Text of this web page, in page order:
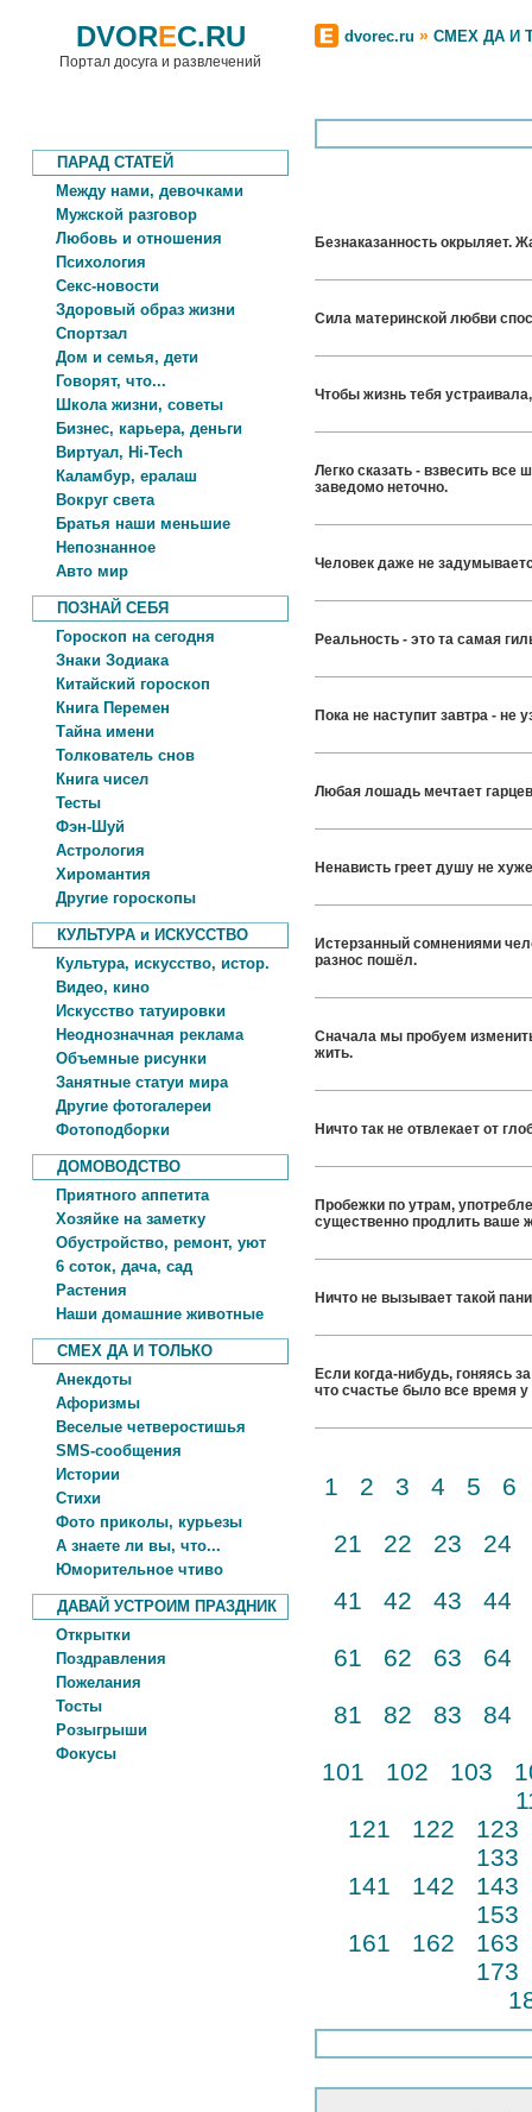
DVOREC.RU
Портал досуга и развлечений
dvorec.ru » СМЕХ ДА И
ПАРАД СТАТЕЙ
Между нами, девочками
Мужской разговор
Любовь и отношения
Психология
Секс-новости
Здоровый образ жизни
Спортзал
Дом и семья, дети
Говорят, что...
Школа жизни, советы
Бизнес, карьера, деньги
Виртуал, Hi-Tech
Каламбур, ералаш
Вокруг света
Братья наши меньшие
Непознанное
Авто мир
ПОЗНАЙ СЕБЯ
Гороскоп на сегодня
Знаки Зодиака
Китайский гороскоп
Книга Перемен
Тайна имени
Толкователь снов
Книга чисел
Тесты
Фэн-Шуй
Астрология
Хиромантия
Другие гороскопы
КУЛЬТУРА и ИСКУССТВО
Культура, искусство, истор.
Видео, кино
Искусство татуировки
Неоднозначная реклама
Объемные рисунки
Занятные статуи мира
Другие фотогалереи
Фотоподборки
ДОМОВОДСТВО
Приятного аппетита
Хозяйке на заметку
Обустройство, ремонт, уют
6 соток, дача, сад
Растения
Наши домашние животные
СМЕХ ДА И ТОЛЬКО
Анекдоты
Афоризмы
Веселые четверостишья
SMS-сообщения
Истории
Стихи
Фото приколы, курьезы
А знаете ли вы, что...
Юморительное чтиво
ДАВАЙ УСТРОИМ ПРАЗДНИК
Открытки
Поздравления
Пожелания
Тосты
Розыгрыши
Фокусы
Безнаказанность окрыляет.
Сила материнской любви
Чтобы жизнь тебя
Легко сказать - взвесить
заведомо неточно.
Человек даже не
Реальность - это та самая
Пока не наступит завтра - не
Любая лошадь мечтает
Ненависть греет душу не
Истерзанный сомнениями
разнос пошёл.
Сначала мы пробуем
жить.
Ничто так не отвлекает от
Пробежки по утрам,
существенно продлить ваше
Ничто не вызывает такой
Если когда-нибудь, гоняясь
что счастье было все время у
1 2 3 4 5 6
21 22 23 24
41 42 43 44
61 62 63 64
81 82 83 84
101 102 103
121
122
123
133
141
142
143
153
161
162
163
173